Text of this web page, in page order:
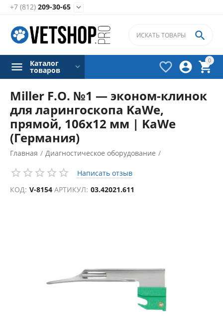
+7 (812) 209-30-65 
0




Каталог
товаров
Miller F.O. №1 — эконом-клинок
для ларингоскопа KaWe,
прямой, 106х12 мм | KaWe
(Германия)
Главная / Диагностическое оборудование /
Ларингоскопы / Клинки ларингоскопов
Написать отзыв
КОД: V-8154 АРТИКУЛ: 03.42021.611